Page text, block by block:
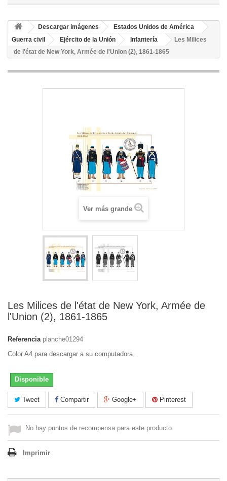
Descargar imágenes
Estados Unidos de América
Guerra civil
Ejército de la Unión Infantería
Les Milices
de l'état de New York, Armée de l'Union (2), 1861-1865
Ver más grande
Les Milices de l'état de New York, Armée de
l'Union (2), 1861-1865
Referencia planche01294
Color A4 para descargar a su computadora.
Disponible
Tweet Compartir Google+ Pinterest
No hay puntos de recompensa para este producto.
Imprimir